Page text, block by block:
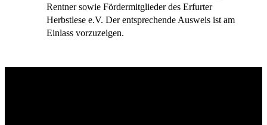
Rentner sowie Fördermitglieder des Erfurter
Herbstlese e.V. Der entsprechende Ausweis ist am
Einlass vorzuzeigen.